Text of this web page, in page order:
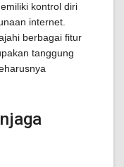
kontrol diri
internet.
berbagai fitur
tanggung